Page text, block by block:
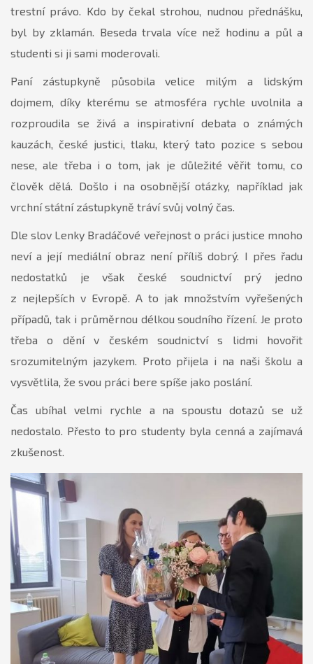
trestní právo. Kdo by čekal strohou, nudnou přednášku,
byl by zklamán. Beseda trvala více než hodinu a půl a
studenti si ji sami moderovali.
Paní zástupkyně působila velice milým a lidským
dojmem, díky kterému se atmosféra rychle uvolnila a
rozproudila se živá a inspirativní debata o známých
kauzách, české justici, tlaku, který tato pozice s sebou
nese, ale třeba i o tom, jak je důležité věřit tomu, co
člověk dělá. Došlo i na osobnější otázky, například jak
vrchní státní zástupkyně tráví svůj volný čas.
Dle slov Lenky Bradáčové veřejnost o práci justice mnoho
neví a její mediální obraz není příliš dobrý. I přes řadu
nedostatků je však české soudnictví prý jedno
z nejlepších v Evropě. A to jak množstvím vyřešených
případů, tak i průměrnou délkou soudního řízení. Je proto
třeba o dění v českém soudnictví s lidmi hovořit
srozumitelným jazykem. Proto přijela i na naši školu a
vysvětlila, že svou práci bere spíše jako poslání.
Čas ubíhal velmi rychle a na spoustu dotazů se už
nedostalo. Přesto to pro studenty byla cenná a zajímavá
zkušenost.